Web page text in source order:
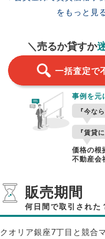
をもっと見
＼売るか貸すか
一括査定で
事例を元
『今な
『賃貸
価格の根
不動産会
販売期間
何日間で取引された
クオリア銀座7丁目と競合